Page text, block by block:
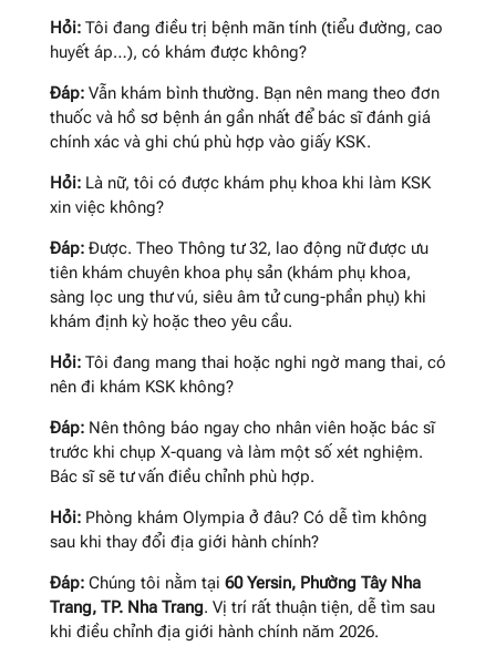
Hỏi:Tôi đang điều trị bệnh mãn tính (tiểu đường, cao
huyết áp…), có khám được không?
Đáp:Vẫn khám bình thường. Bạn nên mang theo đơn
thuốc và hồ sơ bệnh án gần nhất để bác sĩ đánh giá
chính xác và ghi chú phù hợp vào giấy KSK.
Hỏi:Là nữ, tôi có được khám phụ khoa khi làm KSK
xin việc không?
Đáp:Được. Theo Thông tư 32, lao động nữ được ưu
tiên khám chuyên khoa phụ sản (khám phụ khoa,
sàng lọc ung thư vú, siêu âm tử cung-phần phụ) khi
khám định kỳ hoặc theo yêu cầu.
Hỏi:Tôi đang mang thai hoặc nghi ngờ mang thai, có
nên đi khám KSK không?
Đáp:Nên thông báo ngay cho nhân viên hoặc bác sĩ
trước khi chụp X-quang và làm một số xét nghiệm.
Bác sĩ sẽ tư vấn điều chỉnh phù hợp.
Hỏi:Phòng khám Olympia ở đâu? Có dễ tìm không
sau khi thay đổi địa giới hành chính?
Đáp:Chúng tôi nằm tại 60 Yersin, Phường Tây Nha
Trang, TP. Nha Trang. Vị trí rất thuận tiện, dễ tìm sau
khi điều chỉnh địa giới hành chính năm 2026.